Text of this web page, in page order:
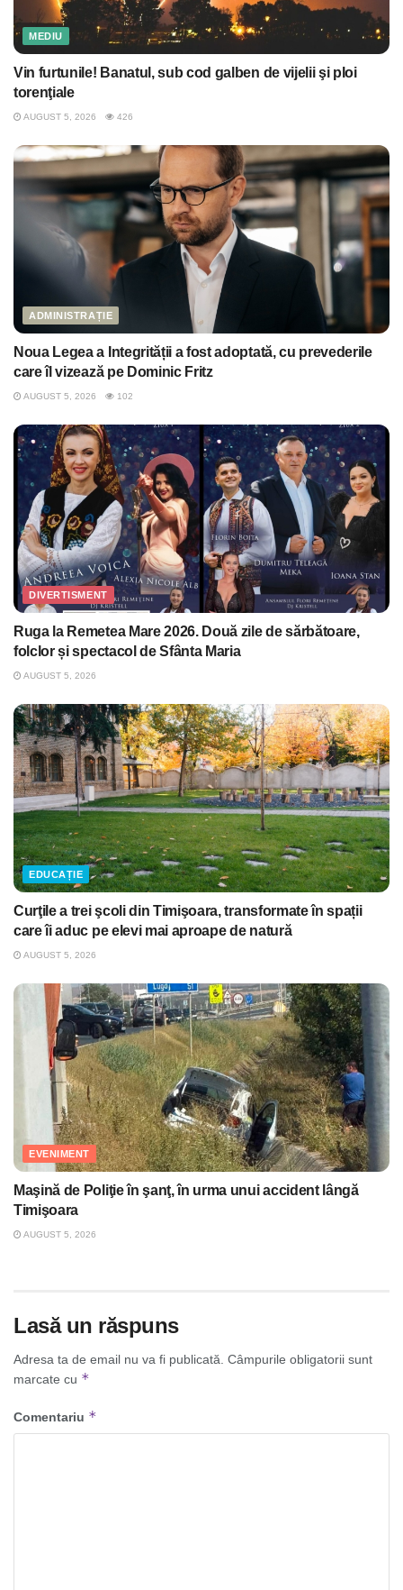
MEDIU
Vin furtunile! Banatul, sub cod galben de vijelii şi ploi
torenţiale
AUGUST 5, 2026 426
ADMINISTRAȚIE
Noua Legea a Integrității a fost adoptată, cu prevederile
care îl vizează pe Dominic Fritz
AUGUST 5, 2026 102
DIVERTISMENT
Ruga la Remetea Mare 2026. Două zile de sărbătoare,
folclor și spectacol de Sfânta Maria
AUGUST 5, 2026
EDUCAȚIE
Curţile a trei şcoli din Timişoara, transformate în spații
care îi aduc pe elevi mai aproape de natură
AUGUST 5, 2026
EVENIMENT
Maşină de Poliţie în şanţ, în urma unui accident lângă
Timişoara
AUGUST 5, 2026
Lasă un răspuns
Adresa ta de email nu va fi publicată. Câmpurile obligatorii sunt
marcate cu *
Comentariu *